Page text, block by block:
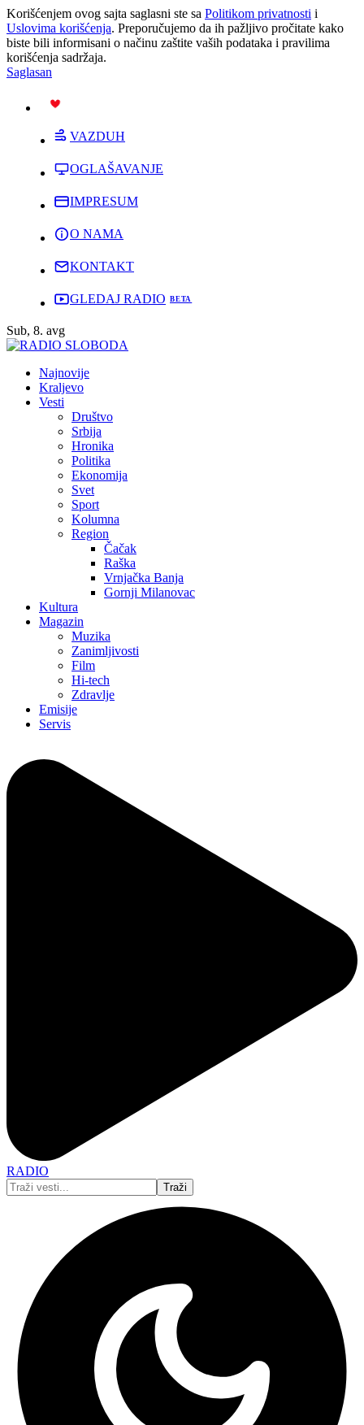
Korišćenjem ovog sajta saglasni ste sa Politikom privatnosti i
Uslovima korišćenja. Preporučujemo da ih pažljivo pročitate kako
biste bili informisani o načinu zaštite vaših podataka i pravilima
korišćenja sadržaja.
Saglasan
VAZDUH
OGLAŠAVANJE
IMPRESUM
O NAMA
KONTAKT
GLEDAJ RADIO
Sub, 8. avg
Najnovije
Kraljevo
Vesti
Društvo
Srbija
Hronika
Politika
Ekonomija
Svet
Sport
Kolumna
Region
Čačak
Raška
Vrnjačka Banja
Gornji Milanovac
Kultura
Magazin
Muzika
Zanimljivosti
Film
Hi-tech
Zdravlje
Emisije
Servis
RADIO